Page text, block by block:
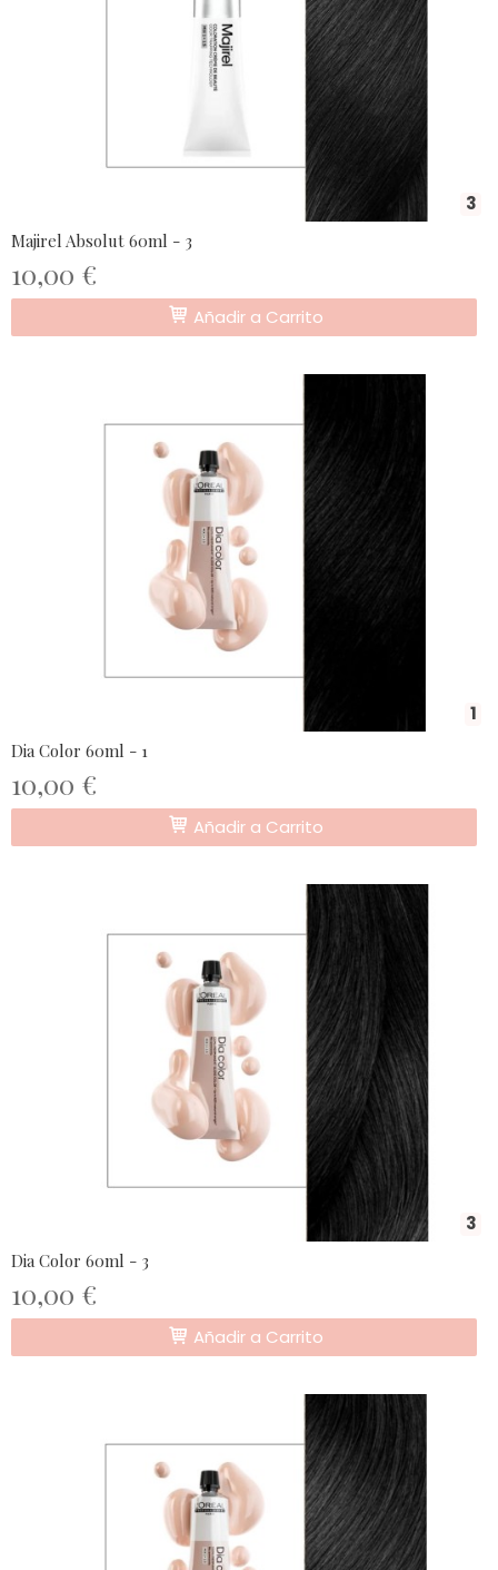
3
Majirel Absolut 60ml - 3
10,00 €
Añadir a Carrito
1
Dia Color 60ml - 1
10,00 €
Añadir a Carrito
3
Dia Color 60ml - 3
10,00 €
Añadir a Carrito